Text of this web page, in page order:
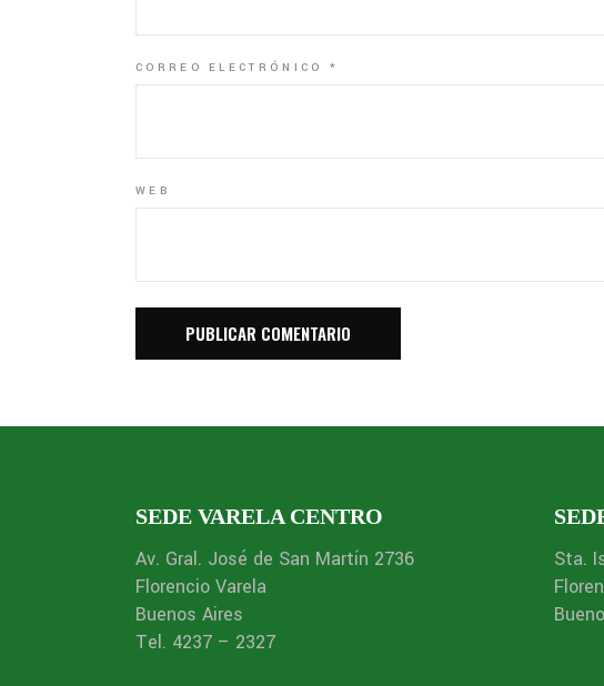
CORREO ELECTRÓNICO *
WEB
SEDE VARELA CENTRO
Av. Gral. José de San Martín 2736
Florencio Varela
Buenos Aires
Tel. 4237 – 2327
Sta.